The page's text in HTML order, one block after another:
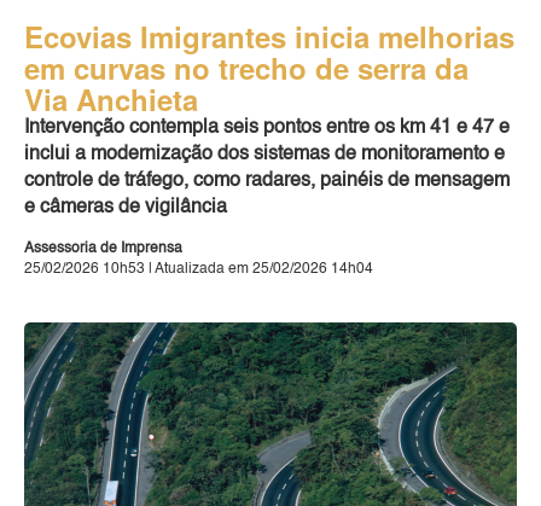
Ecovias Imigrantes inicia melhorias
em curvas no trecho de serra da
Via Anchieta
Intervenção contempla seis pontos entre os km 41 e 47 e
inclui a modernização dos sistemas de monitoramento e
controle de tráfego, como radares, painéis de mensagem
e câmeras de vigilância
Assessoria de Imprensa
25/02/2026 10h53 | Atualizada em 25/02/2026 14h04